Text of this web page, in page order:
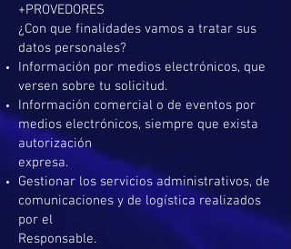
+PROVEDORES
¿Con que finalidades vamos a tratar sus
datos personales?
Información por medios electrónicos, que
versen sobre tu solicitud.
Información comercial o de eventos por
medios electrónicos, siempre que exista
autorización
expresa.
Gestionar los servicios administrativos, de
comunicaciones y de logística realizados
por el
Responsable.